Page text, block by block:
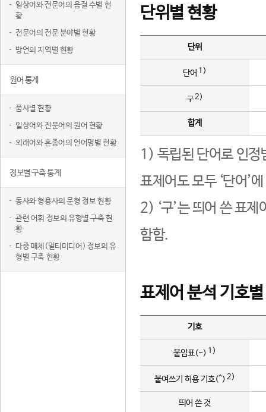
일상어와 전문어의 음절 수별 현
황
전문어의 전문 분야별 현황
방언의 지역별 현황
원어 통계
품사별 현황
일상어와 전문어의 원어 현황
외래어와 혼종어의 언어명별 현황
정보별 구축 통계
동사와 형용사의 문형 정보 현황
관련 어휘 정보의 유형별 구축 현
황
다중 매체(멀티미디어) 정보의 유
형별 구축 현황
단위별 현황
단위
단어 1)
구2)
합계
1) 독립된 단어로 인정
표제어도 모두 ‘단어’
2) ‘구’는 띄어 쓴 표
함함.
표제어 분석 기호
기호
붙임표(-) 1)
붙여쓰기 허용 기호(^) 2)
띄어 쓴 것